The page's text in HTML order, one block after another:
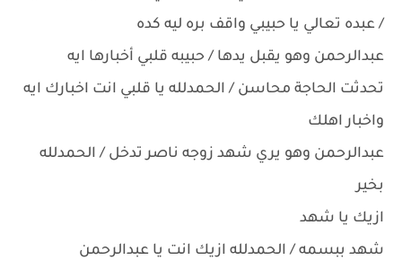
/ عبده تعالي يا حبيبي واقف بره ليه كده
عبدالرحمن وهو يقبل يدها / حبيبه قلبي أخبارها ايه
تحدثت الحاجة محاسن / الحمدلله يا قلبي انت اخبارك ايه
واخبار اهلك
عبدالرحمن وهو يري شهد زوجه ناصر تدخل / الحمدلله
بخير
ازيك يا شهد
شهد ببسمه / الحمدلله ازيك انت يا عبدالرحمن